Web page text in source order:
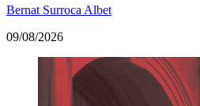
Bernat Surroca Albet
09/08/2026